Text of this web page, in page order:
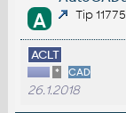
A Tip 11775
ACLT
* CAD
26.1.2018